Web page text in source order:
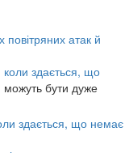
атак й
можуть бути дуже
здається, що немає